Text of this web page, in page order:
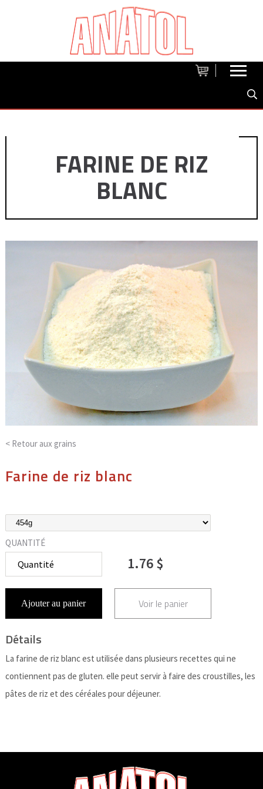
FARINE DE RIZ
BLANC
< Retour aux grains
Farine de riz blanc
QUANTITÉ
1.76 $
Ajouter au panier Voir le panier
Détails
La farine de riz blanc est utilisée dans plusieurs recettes qui ne
contiennent pas de gluten. elle peut servir à faire des croustilles, les
pâtes de riz et des céréales pour déjeuner.